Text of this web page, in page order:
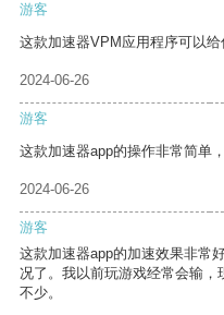
游客
这款加速器VPM应用程序可以给
2024-06-26
游客
这款加速器app的操作非常简单
2024-06-26
游客
这款加速器app的加速效果非常
况了。我以前玩游戏经常会输，
不少。